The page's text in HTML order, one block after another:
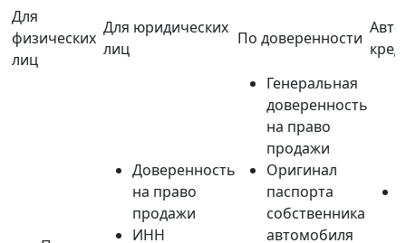
Для
физических
лиц
Для юридических
лиц
По доверенности
Доверенность
на право
продажи
ИНН
Генеральная
доверенность
на право
продажи
Оригинал
паспорта
собственника
автомобиля